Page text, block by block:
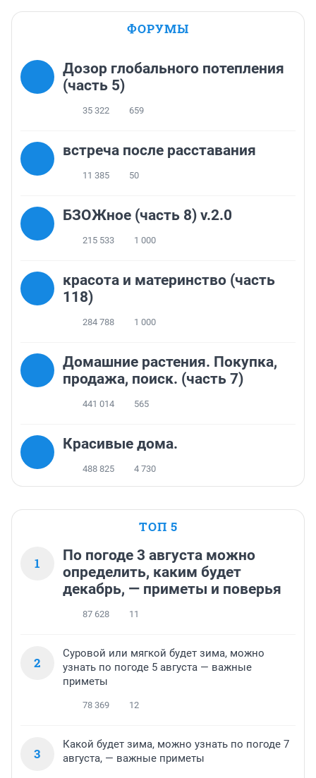
ФОРУМЫ
Дозор глобального потепления
(часть 5)
35 322 659
встреча после расставания
11 385 50
БЗОЖное (часть 8) v.2.0
215 533 1 000
красота и материнство (часть
118)
284 788 1 000
Домашние растения. Покупка,
продажа, поиск. (часть 7)
441 014 565
Красивые дома.
488 825 4 730
ТОП 5
1
По погоде 3 августа можно
определить, каким будет
декабрь, — приметы и поверья
87 628 11
2
Суровой или мягкой будет зима, можно
узнать по погоде 5 августа — важные
приметы
78 369 12
3
Какой будет зима, можно узнать по погоде 7
августа, — важные приметы